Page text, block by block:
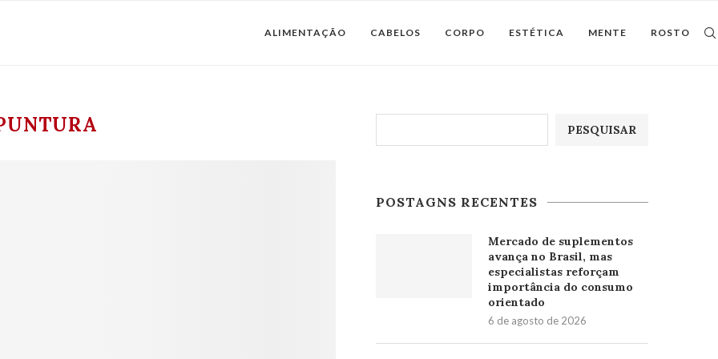
ALIMENTAÇÃO CABELOS CORPO ESTÉTICA MENTE ROSTO
PESQUISAR
POSTAGNS RECENTES
Mercado de suplementos
avança no Brasil, mas
especialistas reforçam
importância do consumo
orientado
6 de agosto de 2026